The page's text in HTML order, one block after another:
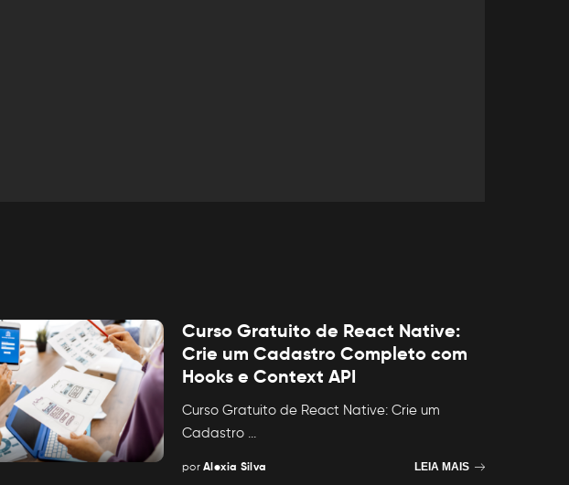
Curso Gratuito de React Native:
Crie um Cadastro Completo com
Hooks e Context API
Curso Gratuito de React Native: Crie um
Cadastro ...
Posted
por Alexia Silva LEIA MAIS